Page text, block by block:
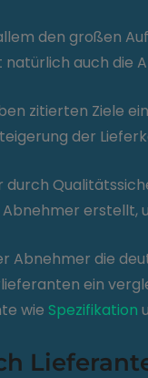
den großen
auch die
zitierten Ziele
der
erstellt,
Abnehmer die
ein
wieSpezifikation